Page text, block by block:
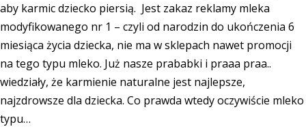
aby karmic dziecko piersią. Jest zakaz reklamy mleka
modyfikowanego nr 1 – czyli od narodzin do ukończenia 6
miesiąca życia dziecka, nie ma w sklepach nawet promocji
na tego typu mleko. Już nasze prababki i praaa praa..
wiedziały, że karmienie naturalne jest najlepsze,
najzdrowsze dla dziecka. Co prawda wtedy oczywiście mleko
typu…